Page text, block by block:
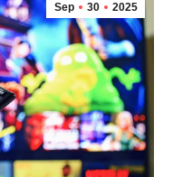
Sep 30 2025